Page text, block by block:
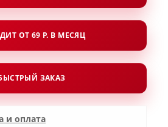
ОТ 69 Р. В МЕСЯЦ
ЗАКАЗ
и оплата